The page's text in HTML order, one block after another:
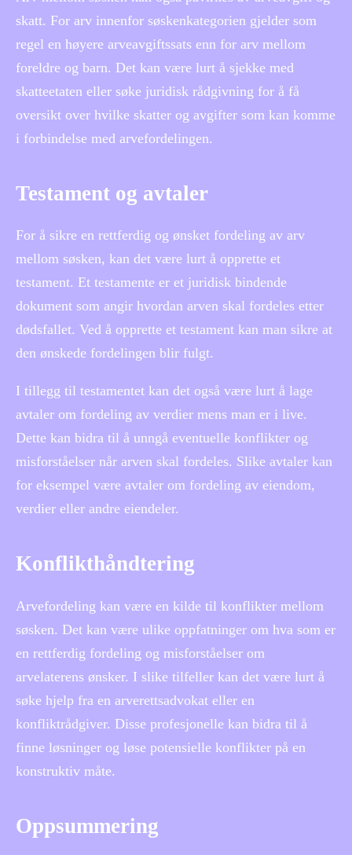
skatt. For arv innenfor søskenkategorien gjelder som
regel en høyere arveavgiftssats enn for arv mellom
foreldre og barn. Det kan være lurt å sjekke med
skatteetaten eller søke juridisk rådgivning for å få
oversikt over hvilke skatter og avgifter som kan komme
i forbindelse med arvefordelingen.
Testament og avtaler
For å sikre en rettferdig og ønsket fordeling av arv
mellom søsken, kan det være lurt å opprette et
testament. Et testamente er et juridisk bindende
dokument som angir hvordan arven skal fordeles etter
dødsfallet. Ved å opprette et testament kan man sikre at
den ønskede fordelingen blir fulgt.
I tillegg til testamentet kan det også være lurt å lage
avtaler om fordeling av verdier mens man er i live.
Dette kan bidra til å unngå eventuelle konflikter og
misforståelser når arven skal fordeles. Slike avtaler kan
for eksempel være avtaler om fordeling av eiendom,
verdier eller andre eiendeler.
Konflikthåndtering
Arvefordeling kan være en kilde til konflikter mellom
søsken. Det kan være ulike oppfatninger om hva som er
en rettferdig fordeling og misforståelser om
arvelaterens ønsker. I slike tilfeller kan det være lurt å
søke hjelp fra en arverettsadvokat eller en
konfliktrådgiver. Disse profesjonelle kan bidra til å
finne løsninger og løse potensielle konflikter på en
konstruktiv måte.
Oppsummering